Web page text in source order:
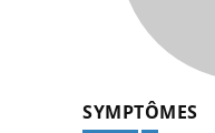
SYMPTÔMES